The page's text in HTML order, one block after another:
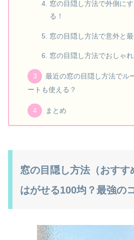
窓の目隠し方法で外側に
る！
窓の目隠し方法で意外と
窓の目隠し方法でおしゃ
最近の窓の目隠し方法でル
ートも使える？
まとめ
窓の目隠し方法（おすす
はがせる100均？最強の